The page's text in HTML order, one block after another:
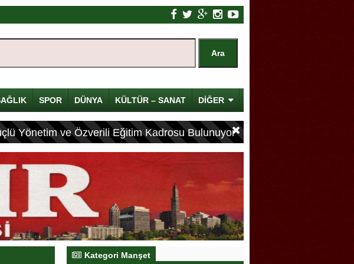
SPOR DÜNYA KÜLTÜR – SANAT DİĞER
Yönetim ve Özverili Eğitim Kadrosu Bulunuyor
Kategori Manşet